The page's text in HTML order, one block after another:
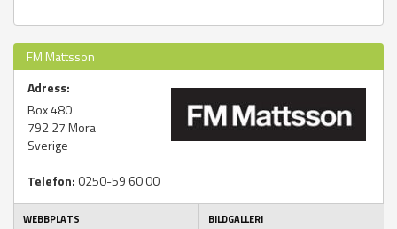
FM Mattsson
Adress:
Box 480
792 27Mora
Sverige
Telefon: 0250-59 60 00
WEBBPLATS BILDGALLERI